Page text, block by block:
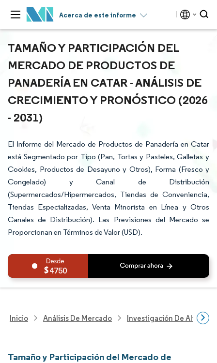
Acerca de este informe
TAMAÑO Y PARTICIPACIÓN DEL
MERCADO DE PRODUCTOS DE
PANADERÍA EN CATAR - ANÁLISIS DE
CRECIMIENTO Y PRONÓSTICO (2026
- 2031)
El Informe del Mercado de Productos de Panadería en Catar
está Segmentado por Tipo (Pan, Tortas y Pasteles, Galletas y
Cookies, Productos de Desayuno y Otros), Forma (Fresco y
Congelado) y Canal de Distribución
(Supermercados/Hipermercados, Tiendas de Conveniencia,
Tiendas Especializadas, Venta Minorista en Línea y Otros
Canales de Distribución). Las Previsiones del Mercado se
Proporcionan en Términos de Valor (USD).
4750
Inicio Análisis De Mercado Investigación De
Tamaño y Participación del Mercado de